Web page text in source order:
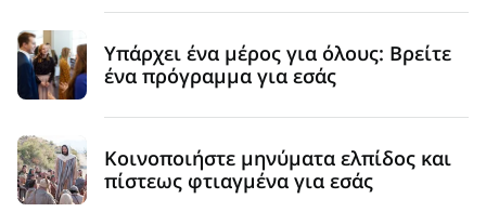
Υπάρχει ένα μέρος για όλους: Βρείτε
ένα πρόγραμμα για εσάς
Κοινοποιήστε μηνύματα ελπίδος και
πίστεως φτιαγμένα για εσάς